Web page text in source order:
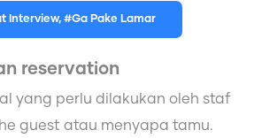
Interview, #Ga Pake Lamar
reservation
yang perlu dilakukan oleh staf
guest atau menyapa tamu.